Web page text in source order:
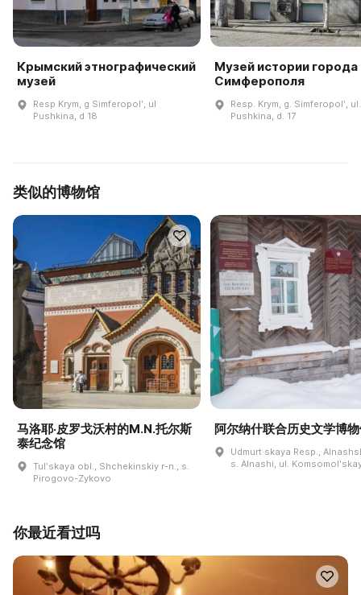
Крымский этнографический
музей
Resp Krym, g Simferopolʹ, ul
Pushkina, d 18
Музей истории города
Симферополя
Resp. Krym, g. Simferopolʹ, ul.
Pushkina, d. 17
类似的博物馆
马洛耶·皮罗戈沃村的M.N.托尔斯
泰纪念馆
Tulʹskaya obl., Shchekinskiy r-n., s.
Pirogovo-Zykovo
阿尔纳什联合历史文学博
Udmurt·skaya Resp.,
s. Alnashi, ul.
你最近看过吗